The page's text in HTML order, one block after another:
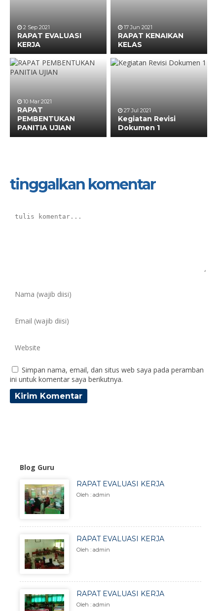
2 Sep 2021
RAPAT EVALUASI
KERJA
17 Jun 2021
RAPAT KENAIKAN
KELAS
10 Mar 2021
RAPAT
PEMBENTUKAN
PANITIA UJIAN
27 Jul 2021
Kegiatan Revisi
Dokumen 1
tinggalkan komentar
Simpan nama, email, dan situs web saya pada peramban
ini untuk komentar saya berikutnya.
Blog Guru
RAPAT EVALUASI KERJA
Oleh : admin
RAPAT EVALUASI KERJA
Oleh : admin
RAPAT EVALUASI KERJA
Oleh : admin